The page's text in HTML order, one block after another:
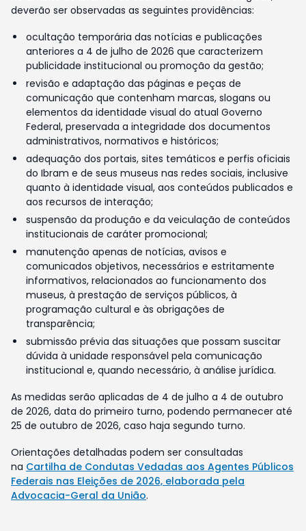
deverão ser observadas as seguintes providências:
ocultação temporária das notícias e publicações
anteriores a 4 de julho de 2026 que caracterizem
publicidade institucional ou promoção da gestão;
revisão e adaptação das páginas e peças de
comunicação que contenham marcas, slogans ou
elementos da identidade visual do atual Governo
Federal, preservada a integridade dos documentos
administrativos, normativos e históricos;
adequação dos portais, sites temáticos e perfis oficiais
do Ibram e de seus museus nas redes sociais, inclusive
quanto à identidade visual, aos conteúdos publicados e
aos recursos de interação;
suspensão da produção e da veiculação de conteúdos
institucionais de caráter promocional;
manutenção apenas de notícias, avisos e
comunicados objetivos, necessários e estritamente
informativos, relacionados ao funcionamento dos
museus, à prestação de serviços públicos, à
programação cultural e às obrigações de
transparência;
submissão prévia das situações que possam suscitar
dúvida à unidade responsável pela comunicação
institucional e, quando necessário, à análise jurídica.
As medidas serão aplicadas de 4 de julho a 4 de outubro
de 2026, data do primeiro turno, podendo permanecer até
25 de outubro de 2026, caso haja segundo turno.
Orientações detalhadas podem ser consultadas
na Cartilha de Condutas Vedadas aos Agentes Públicos
Federais nas Eleições de 2026, elaborada pela
Advocacia-Geral da União.